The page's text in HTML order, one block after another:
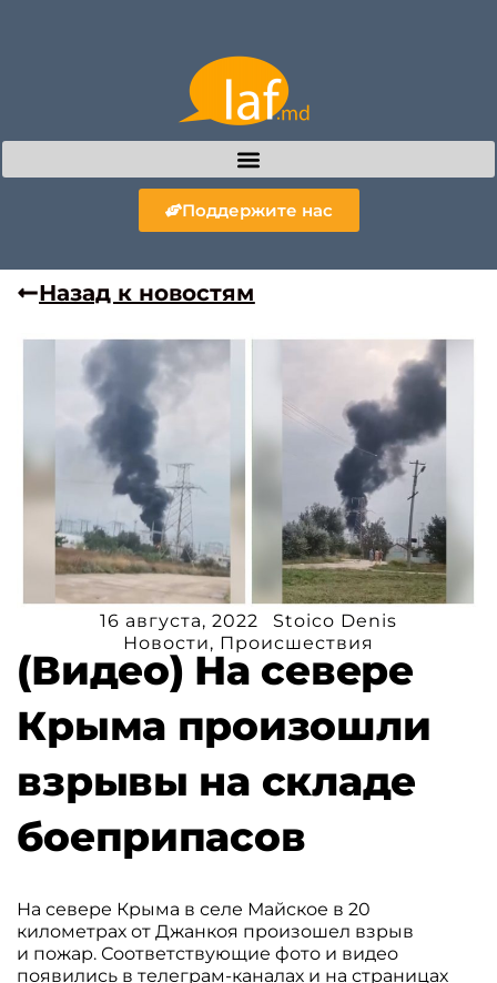
Поддержите нас
Назад к новостям
16 августа, 2022
Stoico Denis
Новости, Происшествия
(Видео) На севере
Крыма произошли
взрывы на складе
боеприпасов
На севере Крыма в селе Майское в 20
километрах от Джанкоя произошел взрыв
и пожар. Соответствующие фото и видео
появились в телеграм-каналах и на страницах